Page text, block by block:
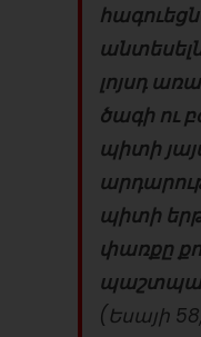
անտեսելն
լոյսդ
ծագի ու
պիտի
պիտի
փառքը
(Եսայի